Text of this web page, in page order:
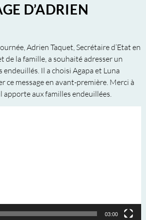
D’ADRIEN
Adrien Taquet, Secrétaire d’Etat en
de la famille, a souhaité adresser un
endeuillés. Il a choisi Agapa et Luna
ce message en avant-première. Merci à
apporte aux familles endeuillées.
03:00